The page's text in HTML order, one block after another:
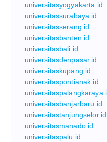
universitasyogyakarta.id
universitassurabaya.id
universitasserang.id
universitasbanten.id
universitasbali.id
universitasdenpasar.id
universitaskupang.id
universitaspontianak.id
universitasbanjarbaru.id
universitastanjungselor.id
universitasmanado.id
universitaspalu.id